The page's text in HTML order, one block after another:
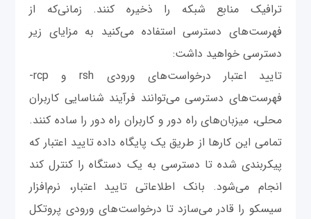
ترافیک منابع شبکه را ذخیره کنند. زمانی‌که از
فهرست‌های دسترسی استفاده می‌کنید به مزایای زیر
دسترسی خواهید داشت:
تایید اعتبار درخواست‌های ورودی rsh و rcp-
فهرست‌های دسترسی می‌توانند فرآیند شناسایی کاربران
محلی، میزبان‌های راه دور و کاربران راه دور را ساده کنند.
تمامی این کارها از طریق یک پایگاه داده تایید اعتبار که
پیکربندی شده تا دسترسی به یک دستگاه را کنترل کند
انجام می‌شود. بانک اطلاعاتی تایید اعتبار، نرم‌افزار
سیسکو را قادر می‌سازد تا درخواست‌های ورودی پروتکل